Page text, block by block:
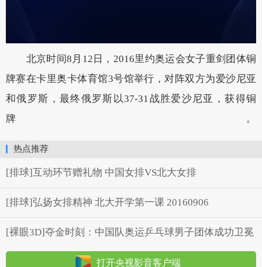
北京时间8月12日，2016里约奥运会女子重剑团体铜
牌赛在卡里奥卡体育馆3号馆举行，对阵双方为爱沙尼亚
和俄罗斯，最终俄罗斯以37-31战胜爱沙尼亚，获得铜
牌。
热点推荐
[排球]互动环节赠礼物 中国女排VS北大女排
[排球]弘扬女排精神 北大开学第一课 20160906
[裸眼3D]夺金时刻：中国队奥运乒乓球男子团体成功卫冕
打开央视影音客户端